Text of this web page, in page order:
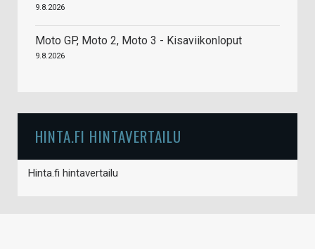
9.8.2026
Moto GP, Moto 2, Moto 3 - Kisaviikonloput
9.8.2026
HINTA.FI HINTAVERTAILU
Hinta.fi hintavertailu